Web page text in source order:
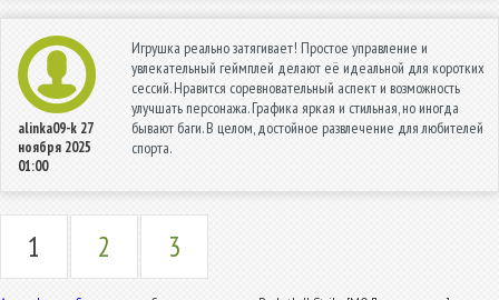
alinka09-k 27
ноября 2025
01:00
Игрушка реально затягивает! Простое управление и
увлекательный геймплей делают её идеальной для коротких
сессий. Нравится соревновательный аспект и возможность
улучшать персонажа. Графика яркая и стильная, но иногда
бывают баги. В целом, достойное развлечение для любителей
спорта.
1 2 3